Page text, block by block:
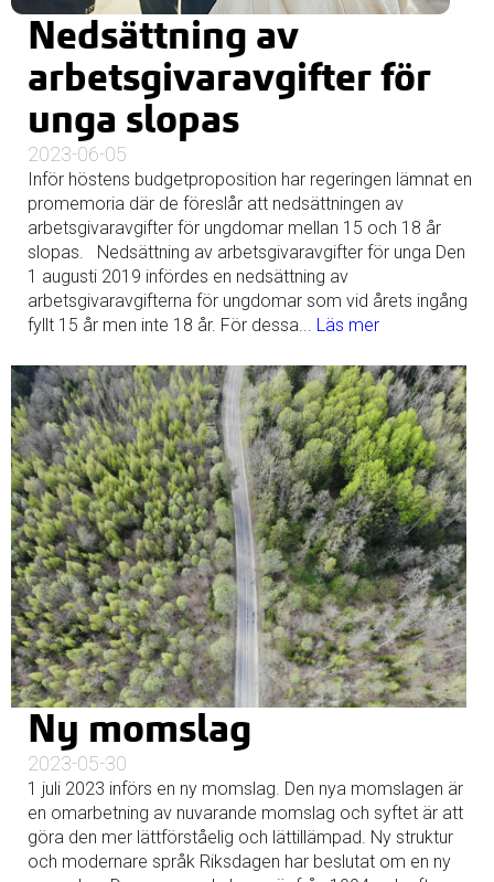
Nedsättning av
arbetsgivaravgifter för
unga slopas
2023-06-05
Inför höstens budgetproposition har regeringen lämnat en
promemoria där de föreslår att nedsättningen av
arbetsgivaravgifter för ungdomar mellan 15 och 18 år
slopas. Nedsättning av arbetsgivaravgifter för unga Den
1 augusti 2019 infördes en nedsättning av
arbetsgivaravgifterna för ungdomar som vid årets ingång
fyllt 15 år men inte 18 år. För dessa... Läs mer
Ny momslag
2023-05-30
1 juli 2023 införs en ny momslag. Den nya momslagen är
en omarbetning av nuvarande momslag och syftet är att
göra den mer lättförståelig och lättillämpad. Ny struktur
och modernare språk Riksdagen har beslutat om en ny